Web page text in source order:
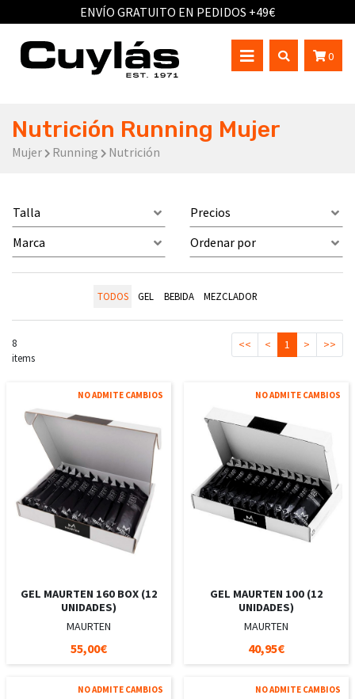
ENVÍO GRATUITO EN PEDIDOS +49€
0
Nutrición Running Mujer
Mujer Running Nutrición
Talla
Precios
Marca
Ordenar por
TODOS GEL BEBIDA MEZCLADOR
8
items
<< < 1 > >>
NO ADMITE CAMBIOS
GEL MAURTEN 160 BOX (12
UNIDADES)
MAURTEN
55,00€
NO ADMITE CAMBIOS
GEL MAURTEN 100 (12
UNIDADES)
MAURTEN
40,95€
NO ADMITE CAMBIOS NO ADMITE CAMBIOS